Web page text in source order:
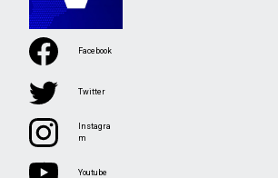
Facebook
Twitter
Instagra
m
Youtube